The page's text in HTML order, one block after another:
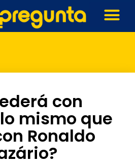
con
mismo que
Ronaldo